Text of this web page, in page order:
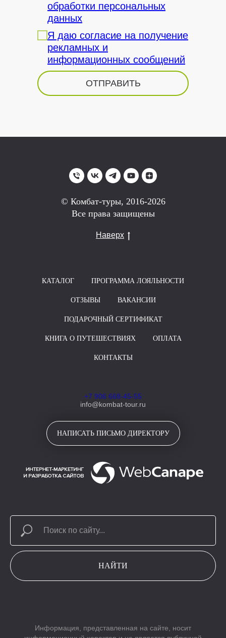
обработки персональных
данных
Я даю согласие на получение
рекламных и
информационных сообщений
ОТПРАВИТЬ
© Комбат-туры, 2016-2026
Все права защищены
Наверх
КАТАЛОГ ПРОГРАММА ЛОЯЛЬНОСТИ
ОТЗЫВЫ ВАКАНСИИ
ПОДАРОЧНЫЙ СЕРТИФИКАТ
КНИГА О ПУТЕШЕСТВИЯХ ОПЛАТА
КОНТАКТЫ
+7 906 668-45-55
info@kombat-tour.ru
НАПИСАТЬ ПИСЬМО ДИРЕКТОРУ
НАЙТИ
Информация, представленная на сайте, носит